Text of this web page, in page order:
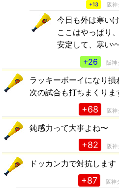
+13 阪神
今日も外は寒い
ここはやっぱり、
安定して、寒い
+26
阪神
ラッキーボーイになり損
次の試合も打ちまくりま
+68 阪神
鈍感力って大事よね〜
+82 阪神
ドッカン力で対抗します
+87 阪神